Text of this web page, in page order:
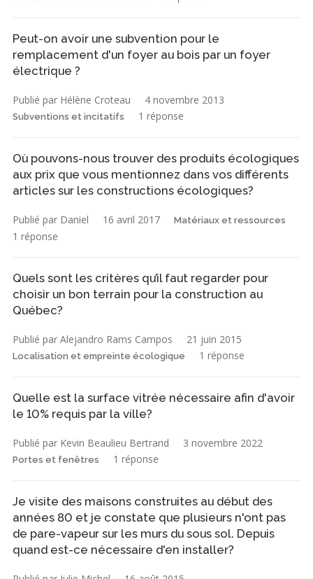
Peut-on avoir une subvention pour le
remplacement d'un foyer au bois par un foyer
électrique ?
Publié par Hélène Croteau 4 novembre 2013
Subventions et incitatifs 1 réponse
Où pouvons-nous trouver des produits écologiques
aux prix que vous mentionnez dans vos différents
articles sur les constructions écologiques?
Publié par Daniel 16 avril 2017 Matériaux et ressources
1 réponse
Quels sont les critères qu’il faut regarder pour
choisir un bon terrain pour la construction au
Québec?
Publié par Alejandro Rams Campos 21 juin 2015
Localisation et empreinte écologique 1 réponse
Quelle est la surface vitrée nécessaire afin d'avoir
le 10% requis par la ville?
Publié par Kevin Beaulieu Bertrand 3 novembre 2022
Portes et fenêtres 1 réponse
Je visite des maisons construites au début des
années 80 et je constate que plusieurs n'ont pas
de pare-vapeur sur les murs du sous sol. Depuis
quand est-ce nécessaire d'en installer?